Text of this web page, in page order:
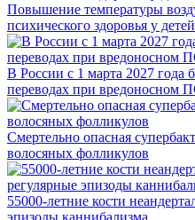
Повышение температуры
психического здоровья у детей
В России с 1 марта 2027 года
переводах при вредоносном
Смертельно опасная
волосяных фолликулов
55000-летние кости
эпизоды каннибализма